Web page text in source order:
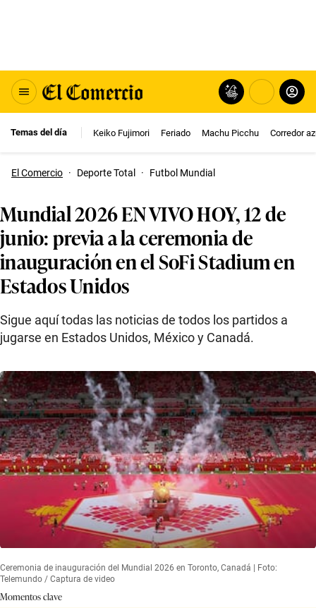
Temas del día Keiko Fujimori Feriado Machu Picchu Corredor
El Comercio · Deporte Total · Futbol Mundial
Mundial 2026 EN VIVO HOY, 12 de
junio: previa a la ceremonia de
inauguración en el SoFi Stadium en
Estados Unidos
Sigue aquí todas las noticias de todos los partidos a
jugarse en Estados Unidos, México y Canadá.
Ceremonia de inauguración del Mundial 2026 en Toronto, Canadá | Foto:
Telemundo / Captura de video
Momentos clave